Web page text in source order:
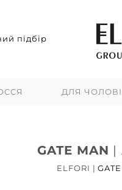
підбір
ДЛЯ
GATE MAN |
ELFORI |